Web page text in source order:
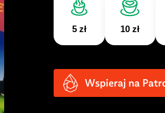
5 zł 10 zł